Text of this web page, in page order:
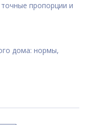
пропорции и
дома: нормы,